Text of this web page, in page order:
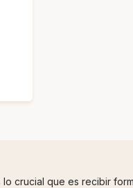
lo crucial que es recibir